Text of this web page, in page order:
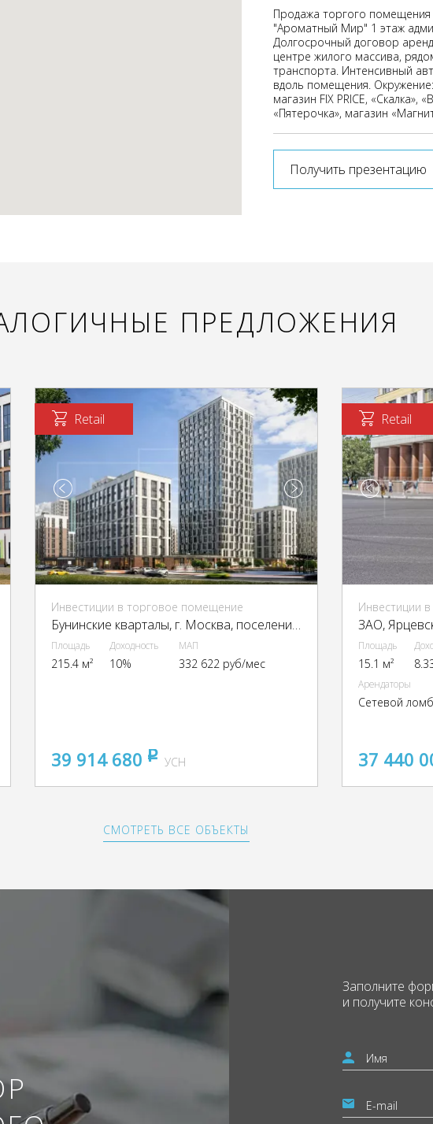
Продажа торгого
"Ароматный Мир" 1 этаж
Долгосрочный договор
центре жилого массива,
транспорта. Интенсивный
вдоль помещения.
магазин FIX PRICE, «Скалка»,
«Пятерочка», магазин
Получить презентацию
ПРЕДЛОЖЕНИЯ
Retail
Инвестиции в торговое помещение
Бунинские кварталы, г. Москва, поселение Сосенское
Площадь
215.4 м²
Доходность
10%
МАП
332 622 руб/мес
39 914 680 pуб
УСН
Retail
Инвестиции
ЗАО,
Площадь
15.1 м²
Арендаторы
Сетевой
37 440
СМОТРЕТЬ ВСЕ ОБЪЕКТЫ
Заполните
и получите